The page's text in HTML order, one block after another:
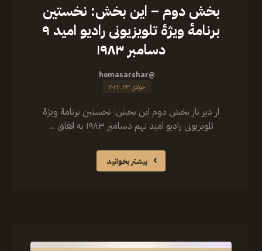
بخش دوم – این بخش: نخستین
برنامهٔ ویژهٔ تلویزیونی رادیو امید ۹
دسامبر ۱۹۸۳
@homasarshar
جولای ۲۳, ۲۰۲۲
از دیر باز بخش دوم این بخش: نخستین برنامهٔ ویژهٔ
تلویزیونی رادیو امید نهم دسامبر ۱۹۸۳ به اتفاق ...
بیشتر بخوانید